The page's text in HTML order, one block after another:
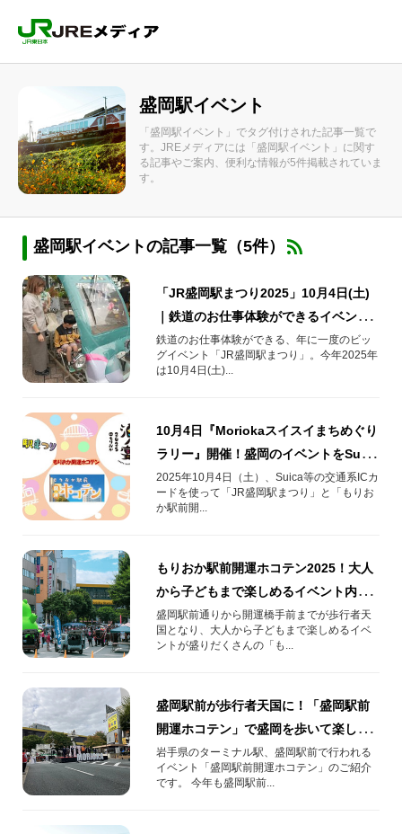
盛岡駅イベント
「盛岡駅イベント」でタグ付けされた記事一覧で
す。JREメディアには「盛岡駅イベント」に関す
る記事やご案内、便利な情報が5件掲載されていま
す。
盛岡駅イベントの記事一覧（5件）
「JR盛岡駅まつり2025」10月4日(土)
｜鉄道のお仕事体験ができるイベント
の紹介！
鉄道のお仕事体験ができる、年に一度のビッ
グイベント「JR盛岡駅まつり」。今年2025年
は10月4日(土)...
10月4日『Moriokaスイスイまちめぐり
ラリー』開催！盛岡のイベントをSuica
で満喫
2025年10月4日（土）、Suica等の交通系ICカ
ードを使って「JR盛岡駅まつり」と「もりお
か駅前開...
もりおか駅前開運ホコテン2025！大人
から子どもまで楽しめるイベント内容
を紹介！
盛岡駅前通りから開運橋手前までが歩行者天
国となり、大人から子どもまで楽しめるイベ
ントが盛りだくさんの「も...
盛岡駅前が歩行者天国に！「盛岡駅前
開運ホコテン」で盛岡を歩いて楽しも
う！
岩手県のターミナル駅、盛岡駅前で行われる
イベント「盛岡駅前開運ホコテン」のご紹介
です。 今年も盛岡駅前...